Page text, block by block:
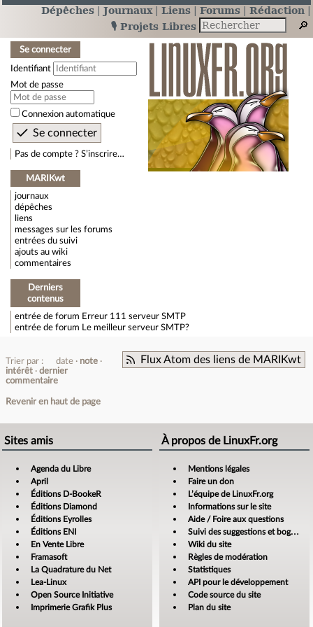
Dépêches Journaux Liens Forums
Rédaction
🎙️ Projets Libres
Se connecter
Identifiant
Mot de passe
Connexion automatique
Pas de compte ? S’inscrire…
MARIKwt
journaux
dépêches
liens
messages sur les forums
entrées du suivi
ajouts au wiki
commentaires
Derniers
contenus
entrée de forum Erreur 111 serveur SMTP
entrée de forum
Le meilleur serveur SMTP?
Flux Atom des liens de MARIKwt
Trier par : date
note
intérêt
dernier
commentaire
Revenir en haut de page
Sites amis
Agenda du Libre
April
Éditions D-BookeR
Éditions Diamond
Éditions Eyrolles
Éditions ENI
En Vente Libre
Framasoft
La Quadrature du Net
Lea-Linux
Open Source Initiative
Imprimerie Grafik Plus
À propos de LinuxFr.org
Mentions légales
Faire un don
L’équipe de LinuxFr.org
Informations sur le site
Aide / Foire aux questions
Suivi des suggestions et bogues
Wiki du site
Règles de modération
Statistiques
API pour le développement
Code source du site
Plan du site